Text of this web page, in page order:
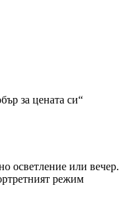
за цената си“
осветление или вечер.
режим